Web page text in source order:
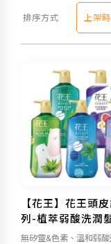
排序方式 上架
【花王】花王頭
列-植萃弱酸洗潤
無矽靈&色素、溫和弱